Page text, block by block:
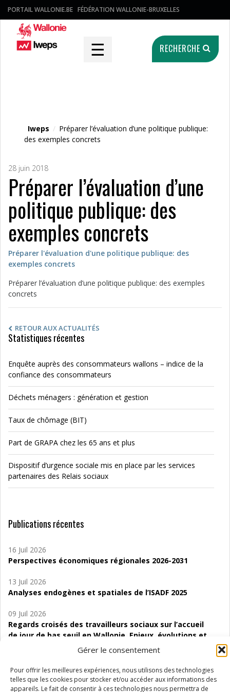
Gérer le consentement
Pour offrir les meilleures expériences, nous utilisons des technologies
telles que les cookies pour stocker et/ou accéder aux informations des
appareils. Le fait de consentir à ces technologies nous permettra de
PORTAIL WALLONIE.BE FÉDÉRATION WALLONIE-BRUXELLES
☰ RECHERCHE
Iweps / Préparer l’évaluation d’une politique publique:
des exemples concrets
28 juin 2018
Préparer l’évaluation d’une
politique publique: des
exemples concrets
Préparer l'évaluation d'une politique publique: des
exemples concrets
Préparer l’évaluation d’une politique publique: des exemples
concrets
RETOUR AUX ACTUALITÉS
Statistiques récentes
Enquête auprès des consommateurs wallons – indice de la
confiance des consommateurs
Déchets ménagers : génération et gestion
Taux de chômage (BIT)
Part de GRAPA chez les 65 ans et plus
Dispositif d’urgence sociale mis en place par les services
partenaires des Relais sociaux
Publications récentes
16 Juil 2026
Perspectives économiques régionales 2026-2031
13 Juil 2026
Analyses endogènes et spatiales de l’ISADF 2025
09 Juil 2026
Regards croisés des travailleurs sociaux sur l’accueil
de jour de bas seuil en Wallonie. Enjeux, évolutions et
06 Juil 2026
Étude d’évaluabilité des Structures
d’accompagnement à l’autocréation d’emploi (SAACE)